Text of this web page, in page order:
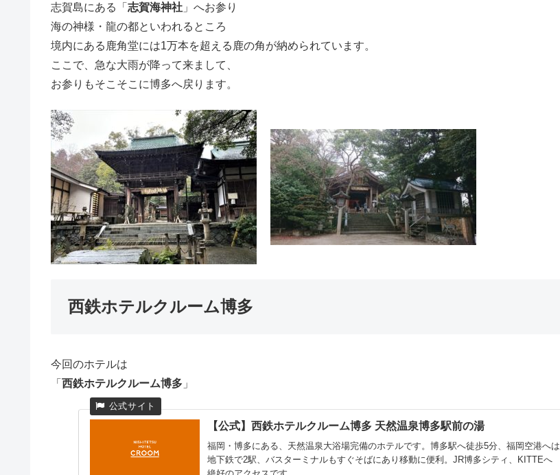
志賀島にある「 志賀海神社 」へお参り
海の神様・龍の都といわれるところ
境内にある鹿角堂には1万本を超える鹿の角が納められています。
ここで、急な大雨が降って来まして、
お参りもそこそこに博多へ戻ります。
西鉄ホテルクルーム博多
今回のホテルは
「 西鉄ホテルクルーム博多 」
【公式】西鉄ホテルクルーム博多 天然温泉博多駅前の湯
福岡・博多にある、天然温泉大浴場完備のホテルです。博多駅へ徒歩5分、福岡空港へは
地下鉄で2駅、バスターミナルもすぐそばにあり移動に便利。JR博多シティ、KITTEへ